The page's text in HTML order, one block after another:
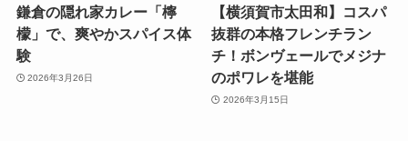
鎌倉の隠れ家カレー「檸
檬」で、爽やかスパイス体
験
2026年3月26日
【横須賀市太田和】コスパ
抜群の本格フレンチラン
チ！ボンヴェールでメジナ
のポワレを堪能
2026年3月15日